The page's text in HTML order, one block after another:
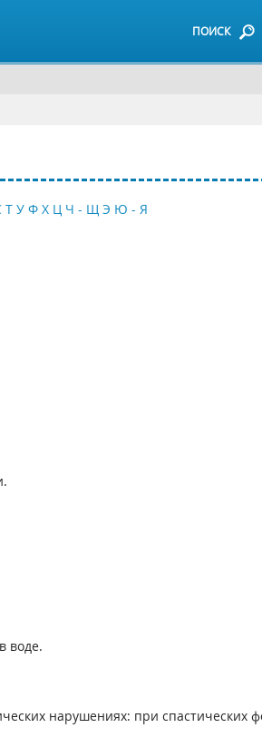
ПОИСК
Т У Ф Х Ц Ч - Щ Э Ю - Я
воде.
нарушениях: при спастических